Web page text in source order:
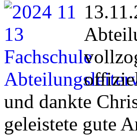
und dankte
geleistete gute